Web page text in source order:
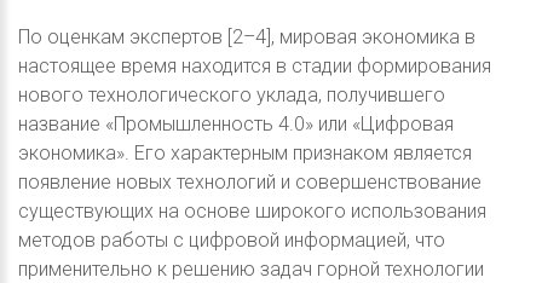
По оценкам экспертов [2–4], мировая экономика в
настоящее время находится в стадии формирования
нового технологического уклада, получившего
название «Промышленность 4.0» или «Цифровая
экономика». Его характерным признаком является
появление новых технологий и совершенствование
существующих на основе широкого использования
методов работы с цифровой информацией, что
применительно к решению задач горной технологии